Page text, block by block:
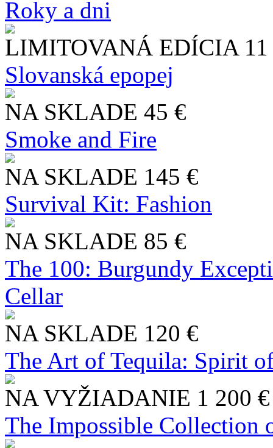
Roky a dni
LIMITOVANÁ EDÍCIA
Slo​vanská epopej
NA SKLADE 45 €
Smoke and Fire
NA SKLADE 145 €
Survival Kit: Fashion
NA SKLADE 85 €
The 100: Burgundy
Cellar
NA SKLADE 120 €
The Art of Tequila: Spirit
NA VYŽIADANIE 1 200 €
The Impossible Collection